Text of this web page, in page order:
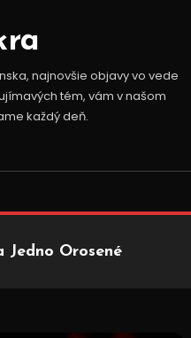
najnovšie objavy vo vede
tém, vám v našom
každý deň.
Orosené